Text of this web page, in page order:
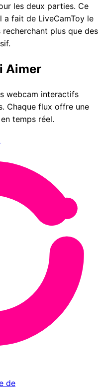
les deux parties. Ce
fait de LiveCamToy le
plus que des
Aimer
webcam interactifs
Chaque flux offre une
temps réel.
de